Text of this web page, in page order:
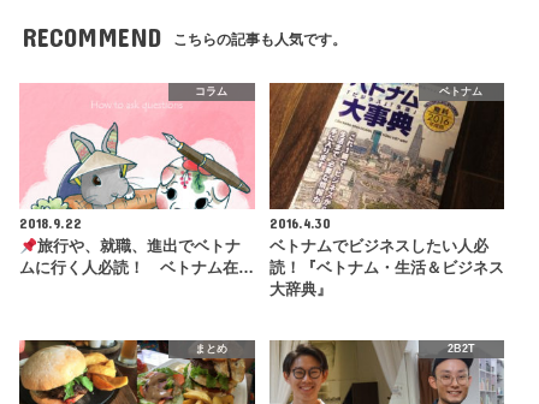
RECOMMEND こちらの記事も人気です。
コラム
2018.9.22
旅行や、就職、進出でベトナ
ムに行く人必読！ ベトナム在…
ベトナム
2016.4.30
ベトナムでビジネスしたい人必
読！『ベトナム・生活＆ビジネス
大辞典』
まとめ 2B2T